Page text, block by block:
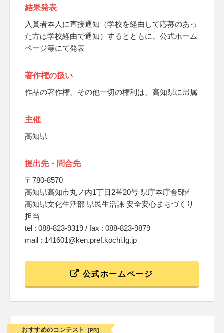
結果発表
入賞者本人に直接通知（学校を経由して応募のあっ
た方は学校経由で通知）するとともに、公式ホーム
ページ等にて発表
著作権の扱い
作品の著作権、その他一切の権利は、高知県に帰属
主催
高知県
提出先・問合先
〒780-8570
高知県高知市丸ノ内1丁目2番20号 県庁本庁舎5階
高知県文化生活部 県民生活課 安全安心まちづくり
担当
tel : 088-823-9319 / fax : 088-823-9879
mail : 141601@ken.pref.kochi.lg.jp
公式ホームページ
おすすめのコンテスト [PR]